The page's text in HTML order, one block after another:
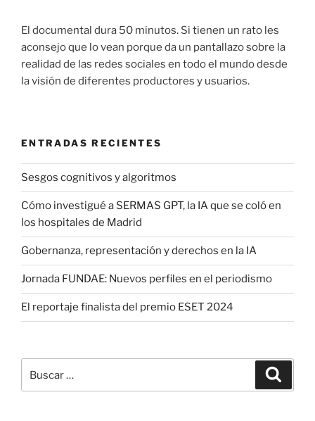
El documental dura 50 minutos. Si tienen un rato les
aconsejo que lo vean porque da un pantallazo sobre la
realidad de las redes sociales en todo el mundo desde
la visión de diferentes productores y usuarios.
ENTRADAS RECIENTES
Sesgos cognitivos y algoritmos
Cómo investigué a SERMAS GPT, la IA que se coló en
los hospitales de Madrid
Gobernanza, representación y derechos en la IA
Jornada FUNDAE: Nuevos perfiles en el periodismo
El reportaje finalista del premio ESET 2024
por: